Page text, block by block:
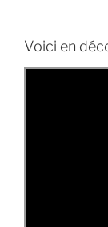
Voici en